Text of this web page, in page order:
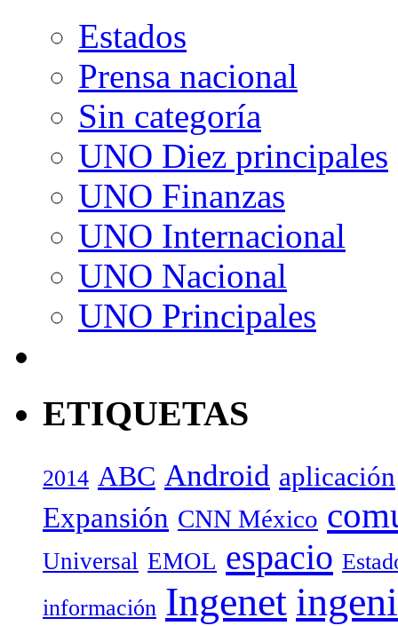
Estados
Prensa nacional
Sin categoría
UNO Diez principales
UNO Finanzas
UNO Internacional
UNO Nacional
UNO Principales
ETIQUETAS
2014 ABC Android aplicación
Expansión CNN México
Universal EMOL espacio
información Ingenet